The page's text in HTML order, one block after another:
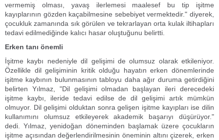
vermemiş olması, yavaş ilerlemesi maalesef bu tip işitme
kayıplarının gözden kaçabilmesine sebebiyet vermektedir." diyerek,
çocukluk zamanında sık görülen ve tekrarlayan orta kulak iltihapları
tedavi edilmediğinde kalıcı hasar oluştuğunu belirtti.
Erken tanı önemli
İşitme kaybı nedeniyle dil gelişimi de olumsuz olarak etkileniyor.
Özellikle dil gelişiminin kritik olduğu hayatın erken dönemlerinde
işitme kaybının bulunmasının tabloyu daha ağır duruma getirdiğini
belirten Yılmaz, "Dil gelişimi olmadan başlayan ileri derecedeki
işitme kaybı, ileride tedavi edilse de dil gelişimi artık mümkün
olmuyor. Dil gelişimi olduktan sonra gelişen işitme kayıpları ise dilin
kullanımını olumsuz etkileyerek akademik başarıyı düşürüyor."
dedi. Yılmaz, yenidoğan döneminden başlamak üzere çocukların
işitme açısından değerlendirilmesinin öneminin altını çizerek, erken